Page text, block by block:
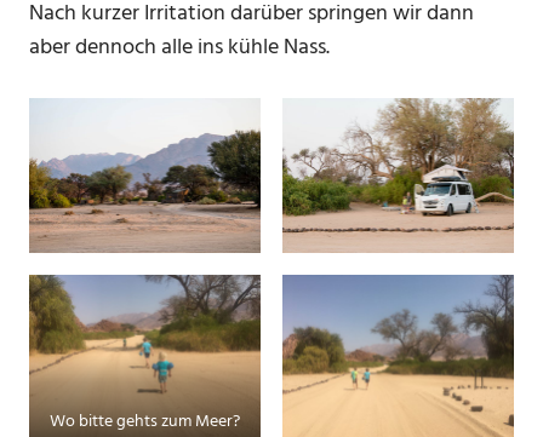
Nach kurzer Irritation darüber springen wir dann
aber dennoch alle ins kühle Nass.
Wo bitte gehts zum Meer?